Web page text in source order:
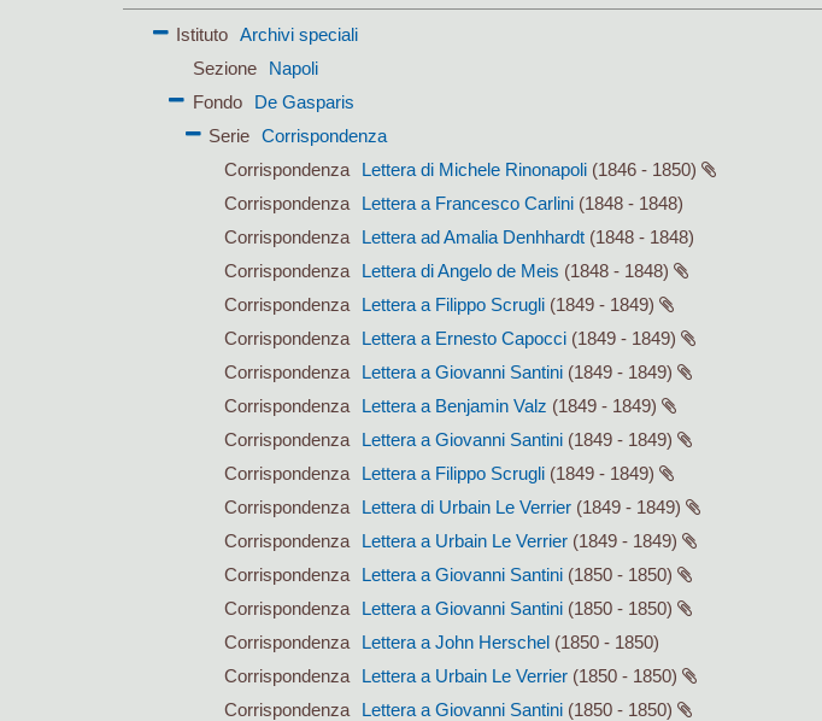
Istituto
Archivi speciali
Sezione
Napoli
Fondo
De Gasparis
Serie Corrispondenza
Corrispondenza
Lettera di Michele Rinonapoli (1846 - 1850)
Corrispondenza
Lettera a Francesco Carlini (1848 - 1848)
Corrispondenza
Lettera ad Amalia Denhhardt (1848 - 1848)
Corrispondenza
Lettera di Angelo de Meis (1848 - 1848)
Corrispondenza
Lettera a Filippo Scrugli (1849 - 1849)
Corrispondenza
Lettera a Ernesto Capocci (1849 - 1849)
Corrispondenza
Lettera a Giovanni Santini (1849 - 1849)
Corrispondenza
Lettera a Benjamin Valz (1849 - 1849)
Corrispondenza
Lettera a Giovanni Santini (1849 - 1849)
Corrispondenza
Lettera a Filippo Scrugli (1849 - 1849)
Corrispondenza
Lettera di Urbain Le Verrier (1849 - 1849)
Corrispondenza
Lettera a Urbain Le Verrier (1849 - 1849)
Corrispondenza
Lettera a Giovanni Santini (1850 - 1850)
Corrispondenza
Lettera a Giovanni Santini (1850 - 1850)
Corrispondenza
Lettera a John Herschel (1850 - 1850)
Corrispondenza
Lettera a Urbain Le Verrier (1850 - 1850)
Corrispondenza
Lettera a Giovanni Santini (1850 - 1850)